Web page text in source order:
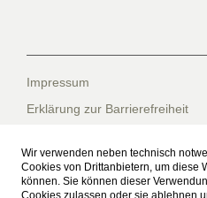
Wir verwenden neben technisch
Cookies von Drittanbietern, um diese
können. Sie können dieser
Impressum
Erklärung zur Barrierefreiheit
Datenschutzerklärung für die
Suche